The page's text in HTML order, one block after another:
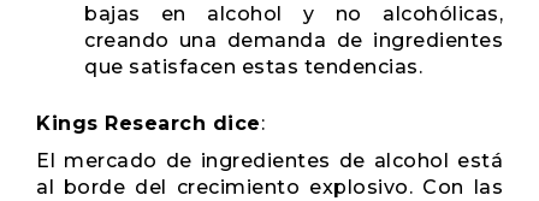
bajas en alcohol y no alcohólicas,
creando una demanda de ingredientes
que satisfacen estas tendencias.
Kings Research dice:
El mercado de ingredientes de alcohol está
al borde del crecimiento explosivo. Con las